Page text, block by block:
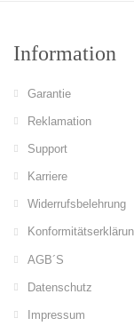
Information
Garantie
Reklamation
Support
Karriere
Widerrufsbelehrung
AGB´S
Datenschutz
Impressum